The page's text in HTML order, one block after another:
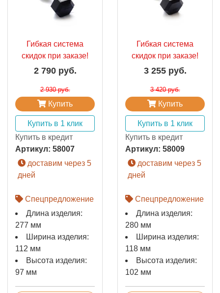
Гибкая система
скидок при заказе!
2 790 руб.
2 930 руб.
Купить
Купить в 1 клик
Купить в кредит
Артикул: 58007
доставим через 5
дней
Спецпредложение
Длина изделия:
277 мм
Ширина изделия:
112 мм
Высота изделия:
97 мм
Гибкая система
скидок при заказе!
3 255 руб.
3 420 руб.
Купить
Купить в 1 клик
Купить в кредит
Артикул: 58009
доставим через 5
дней
Спецпредложение
Длина изделия:
280 мм
Ширина изделия:
118 мм
Высота изделия:
102 мм